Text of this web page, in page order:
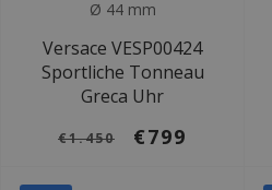
Ø 44 mm
Versace VESP00424
Sportliche Tonneau
Greca Uhr
€1.450 €799